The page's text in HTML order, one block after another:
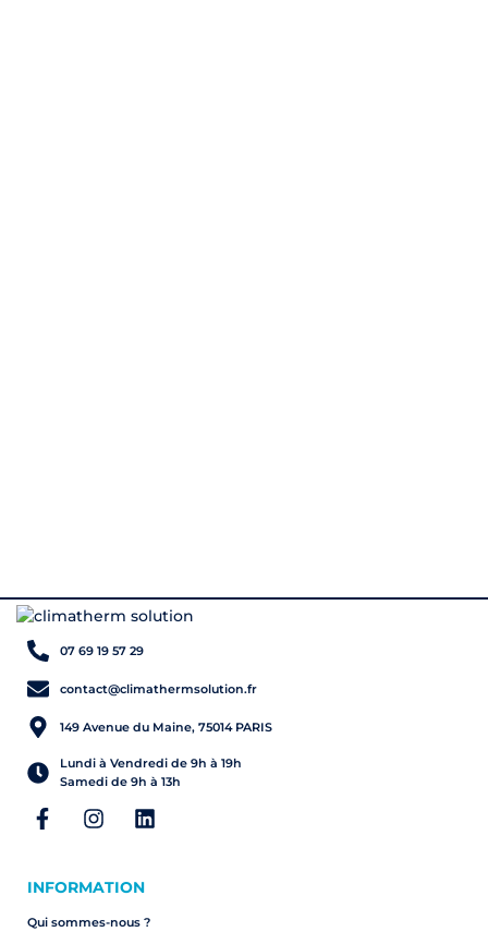
07 69 19 57 29
contact@climathermsolution.fr
149 Avenue du Maine, 75014 PARIS
Lundi à Vendredi de 9h à 19h
Samedi de 9h à 13h
INFORMATION
Qui sommes-nous ?